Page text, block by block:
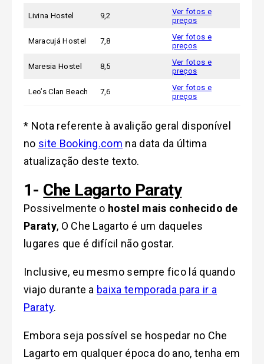
Livina Hostel 9,2
Ver fotos e
preços
Maracujá Hostel 7,8
Ver fotos e
preços
Maresia Hostel 8,5
Ver fotos e
preços
Leo’s Clan Beach 7,6
Ver fotos e
preços
* Nota referente à avalição geral disponível
no site Booking.com na data da última
atualização deste texto.
1- Che Lagarto Paraty
Possivelmente o hostel mais conhecido de
Paraty, O Che Lagarto é um daqueles
lugares que é difícil não gostar.
Inclusive, eu mesmo sempre fico lá quando
viajo durante a baixa temporada para ir a
Paraty.
Embora seja possível se hospedar no Che
Lagarto em qualquer época do ano, tenha em